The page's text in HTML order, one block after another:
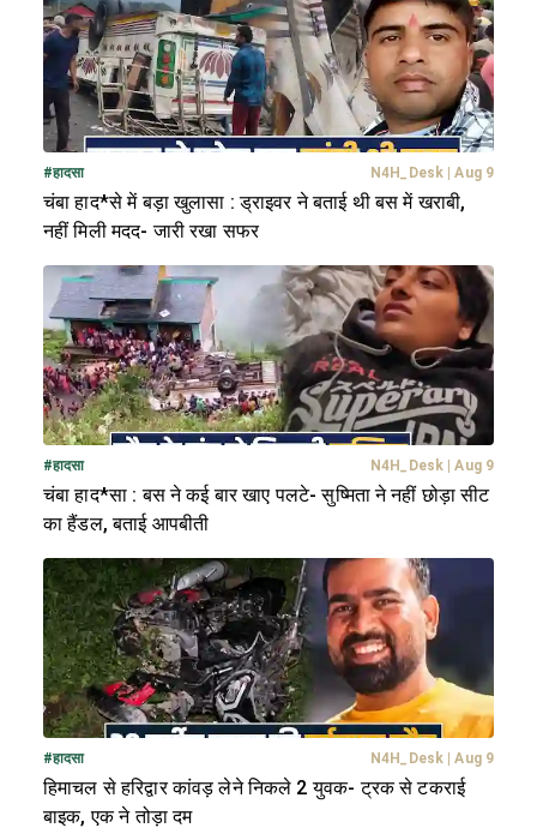
#हादसा N4H_Desk Aug 9
चंबा हाद*से में बड़ा खुलासा : ड्राइवर ने बताई थी बस में खराबी,
नहीं मिली मदद- जारी रखा सफर
#हादसा N4H_Desk Aug 9
चंबा हाद*सा : बस ने कई बार खाए पलटे- सुष्मिता ने नहीं छोड़ा सीट
का हैंडल, बताई आपबीती
#हादसा N4H_Desk Aug 9
हिमाचल से हरिद्वार कांवड़ लेने निकले 2 युवक- ट्रक से टकराई
बाइक, एक ने तोड़ा दम